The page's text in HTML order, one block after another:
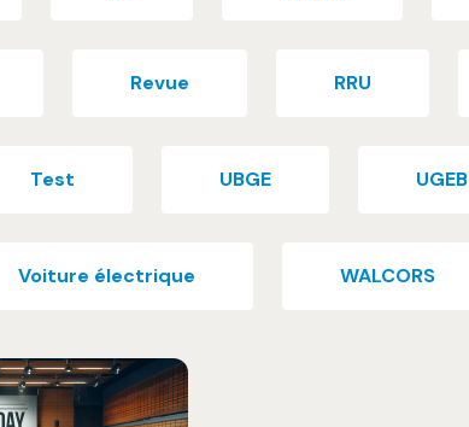
Revue RRU
Test UBGE UGEB
Voiture électrique WALCORS